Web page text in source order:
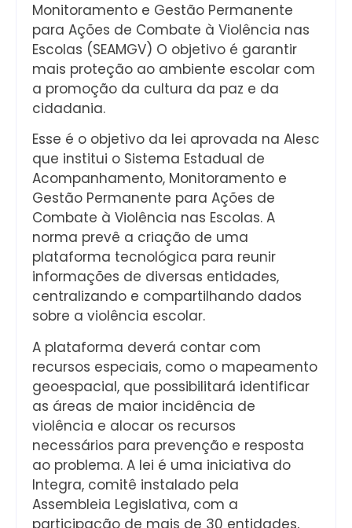
Monitoramento e Gestão Permanente
para Ações de Combate à Violência nas
Escolas (SEAMGV) O objetivo é garantir
mais proteção ao ambiente escolar com
a promoção da cultura da paz e da
cidadania.
Esse é o objetivo da lei aprovada na Alesc
que institui o Sistema Estadual de
Acompanhamento, Monitoramento e
Gestão Permanente para Ações de
Combate à Violência nas Escolas. A
norma prevê a criação de uma
plataforma tecnológica para reunir
informações de diversas entidades,
centralizando e compartilhando dados
sobre a violência escolar.
A plataforma deverá contar com
recursos especiais, como o mapeamento
geoespacial, que possibilitará identificar
as áreas de maior incidência de
violência e alocar os recursos
necessários para prevenção e resposta
ao problema. A lei é uma iniciativa do
Integra, comitê instalado pela
Assembleia Legislativa, com a
participação de mais de 30 entidades,